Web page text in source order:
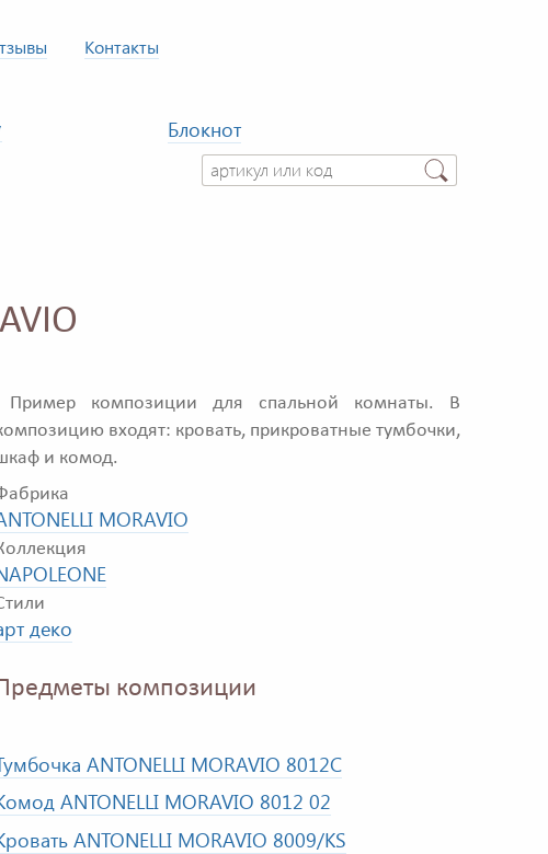
Контакты
Блокнот
Пример композиции для спальной комнаты. В
входят: кровать, прикроватные тумбочки,
и комод.
MORAVIO
деко
композиции
ANTONELLI MORAVIO 8012C
ANTONELLI MORAVIO 8012 02
ANTONELLI MORAVIO 8009/KS